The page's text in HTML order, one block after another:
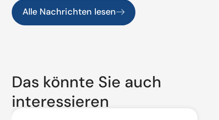
Alle Nachrichten lesen
Das könnte Sie auch
interessieren